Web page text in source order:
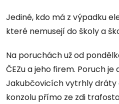
Jediné, kdo má z výpadku
které nemusejí do školy a
Na poruchách už od
ČEZu a jeho firem. Poruch
Jakubčovicích vytrhly dráty
konzolu přímo ze zdi